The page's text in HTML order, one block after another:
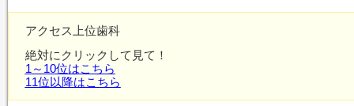
アクセス上位歯科
絶対にクリックして見て！
1～10位はこちら
11位以降はこちら